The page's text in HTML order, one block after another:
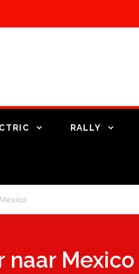
RALLY
naar Mexico